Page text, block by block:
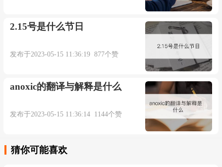
2.15号是什么节日
发布于2023-05-15 11:36:19 877个赞
anoxic的翻译与解释是什么
发布于2023-05-15 11:36:14 1144个赞
猜你可能喜欢